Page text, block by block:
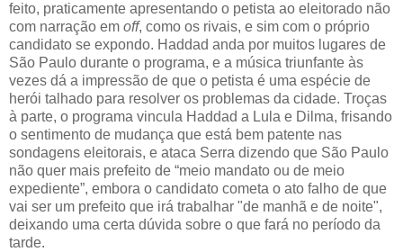
feito, praticamente apresentando o petista ao eleitorado não
com narração em off, como os rivais, e sim com o próprio
candidato se expondo. Haddad anda por muitos lugares de
São Paulo durante o programa, e a música triunfante às
vezes dá a impressão de que o petista é uma espécie de
herói talhado para resolver os problemas da cidade. Troças
à parte, o programa vincula Haddad a Lula e Dilma, frisando
o sentimento de mudança que está bem patente nas
sondagens eleitorais, e ataca Serra dizendo que São Paulo
não quer mais prefeito de “meio mandato ou de meio
expediente”, embora o candidato cometa o ato falho de que
vai ser um prefeito que irá trabalhar "de manhã e de noite",
deixando uma certa dúvida sobre o que fará no período da
tarde.